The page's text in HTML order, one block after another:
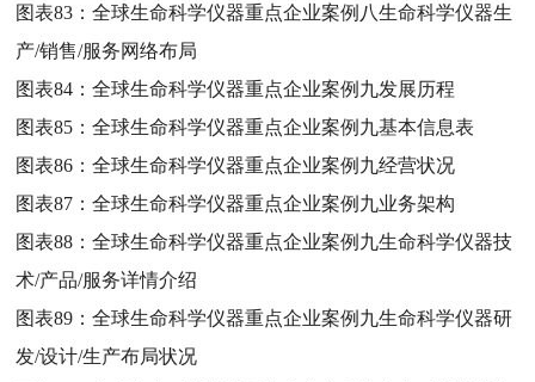
图表83：全球生命科学仪器重点企业案例八生命科学仪器生
产/销售/服务网络布局
图表84：全球生命科学仪器重点企业案例九发展历程
图表85：全球生命科学仪器重点企业案例九基本信息表
图表86：全球生命科学仪器重点企业案例九经营状况
图表87：全球生命科学仪器重点企业案例九业务架构
图表88：全球生命科学仪器重点企业案例九生命科学仪器技
术/产品/服务详情介绍
图表89：全球生命科学仪器重点企业案例九生命科学仪器研
发/设计/生产布局状况